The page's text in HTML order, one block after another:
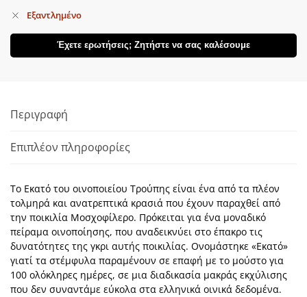
Εξαντλημένο
Έχετε ερωτήσεις; Ζητήστε να σας καλέσουμε
Περιγραφή
Επιπλέον πληροφορίες
Το Εκατό του οινοποιείου Τρούπης είναι ένα από τα πλέον
τολμηρά και ανατρεπτικά κρασιά που έχουν παραχθεί από
την ποικιλία Μοσχοφίλερο. Πρόκειται για ένα μοναδικό
πείραμα οινοποίησης, που αναδεικνύει στο έπακρο τις
δυνατότητες της γκρι αυτής ποικιλίας. Ονομάστηκε «Εκατό»
γιατί τα στέμφυλα παραμένουν σε επαφή με το μούστο για
100 ολόκληρες ημέρες, σε μια διαδικασία μακράς εκχύλισης
που δεν συναντάμε εύκολα στα ελληνικά οινικά δεδομένα.